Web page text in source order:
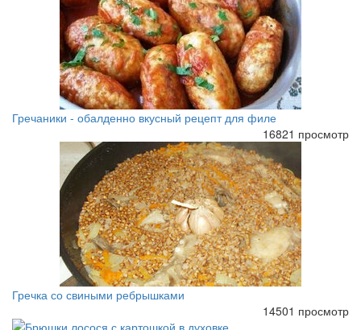
Гречаники - обалденно вкусный рецепт для филе
16821 просмотр
Гречка со свиными ребрышками
14501 просмотр